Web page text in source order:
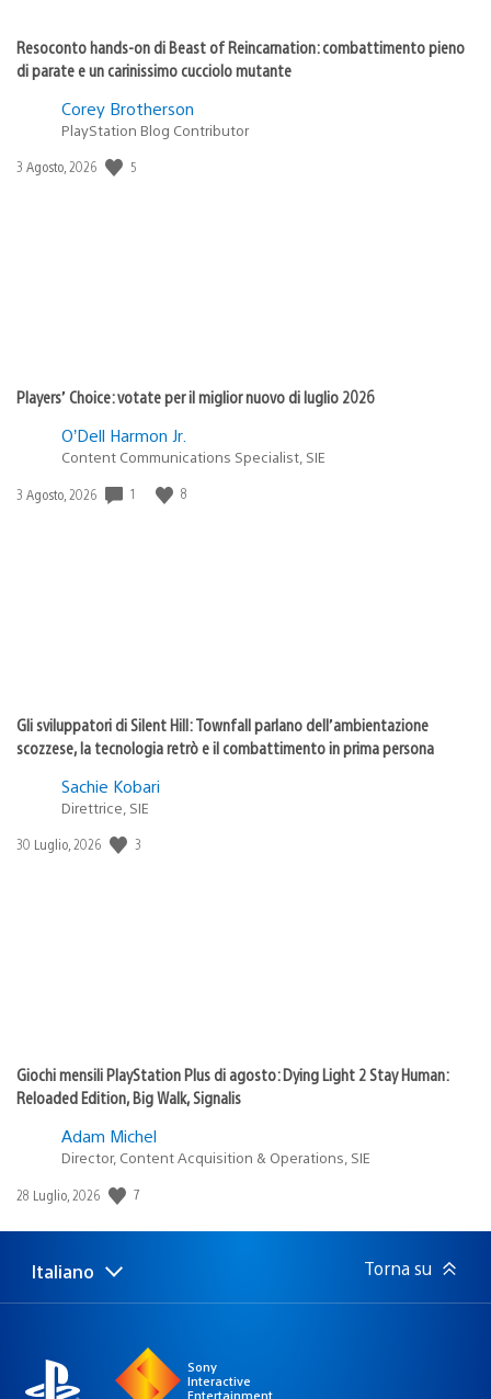
Resoconto hands-on di Beast of Reincarnation: combattimento pieno
di parate e un carinissimo cucciolo mutante
Corey Brotherson
PlayStation Blog Contributor
Data
3 Agosto, 2026 5
Players’ Choice: votate per il miglior nuovo di luglio 2026
O’Dell Harmon Jr.
Content Communications Specialist, SIE
Data
3 Agosto, 2026 1 8
Gli sviluppatori di Silent Hill: Townfall parlano dell’ambientazione
scozzese, la tecnologia retrò e il combattimento in prima persona
Sachie Kobari
Direttrice, SIE
Data
30 Luglio, 2026 3
Giochi mensili PlayStation Plus di agosto: Dying Light 2 Stay Human:
Reloaded Edition, Big Walk, Signalis
Adam Michel
Director, Content Acquisition & Operations, SIE
Data
pubblicazione:
28 Luglio, 2026 7
Seleziona
Regione
Italiano Torna su
Sony
Interactive
Entertainment